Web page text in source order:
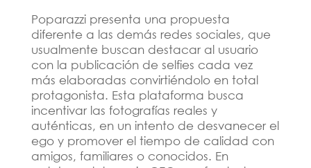
Poparazzi presenta una propuesta
diferente a las demás redes sociales, que
usualmente buscan destacar al usuario
con la publicación de selfies cada vez
más elaboradas convirtiéndolo en total
protagonista. Esta plataforma busca
incentivar las fotografías reales y
auténticas, en un intento de desvanecer el
ego y promover el tiempo de calidad con
amigos, familiares o conocidos. En